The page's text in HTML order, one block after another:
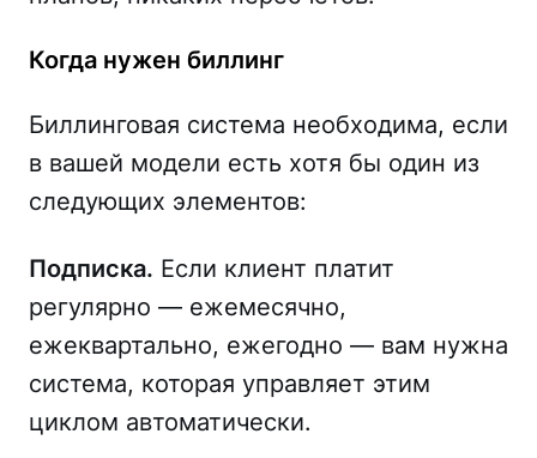
Когда нужен биллинг
Биллинговая система необходима, если
в вашей модели есть хотя бы один из
следующих элементов:
Подписка. Если клиент платит
регулярно — ежемесячно,
ежеквартально, ежегодно — вам нужна
система, которая управляет этим
циклом автоматически.